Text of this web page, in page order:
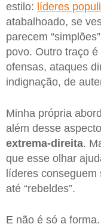
estilo: líderes
atabalhoado, se
parecem
povo. Outro traço
ofensas, ataques
indignação, de
Minha própria
além desse
extrema-direita.
que esse olhar
líderes conseguem
até “rebeldes”.
E não é só a